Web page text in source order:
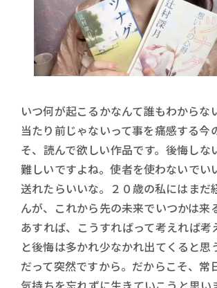
いつ何が起こるかなんて誰もわからな
当たり前じゃないって事を痛感する今
そ、読んで欲しい作品です。後悔しな
難しいですよね。使者を使わないでい
送れたらいいな。２０歳の私にはまだ
んが、これから先の未来でいつかは来
あすれば、こうすればって考えれば考
と後悔は多かれ少なかれ出てくると思
だって突然ですから。だからこそ、常